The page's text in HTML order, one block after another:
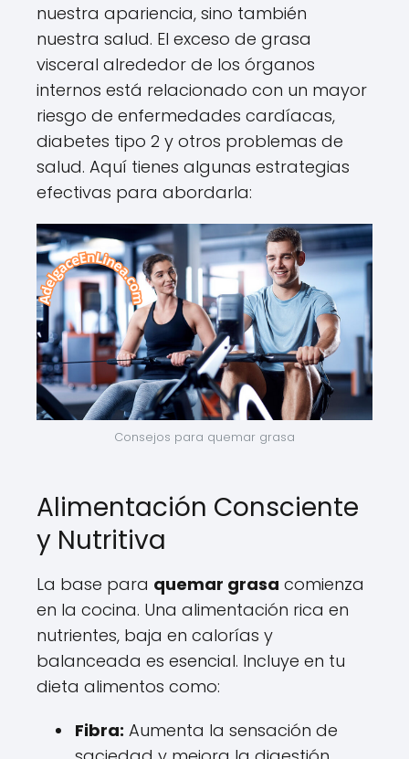
nuestra apariencia, sino también
nuestra salud. El exceso de grasa
visceral alrededor de los órganos
internos está relacionado con un mayor
riesgo de enfermedades cardíacas,
diabetes tipo 2 y otros problemas de
salud. Aquí tienes algunas estrategias
efectivas para abordarla:
Consejos para quemar grasa
Alimentación Consciente
y Nutritiva
La base para quemar grasa comienza
en la cocina. Una alimentación rica en
nutrientes, baja en calorías y
balanceada es esencial. Incluye en tu
dieta alimentos como:
Fibra: Aumenta la sensación de